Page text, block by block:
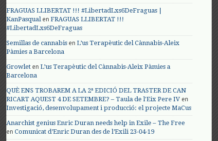
FRAGUAS LLIBERTAT !!! #LibertadLxs6DeFraguas |
KanPasqualenFRAGUAS LLIBERTAT !!!
#LibertadLxs6DeFraguas
Semillas de cannabis enL’us Terapèutic del Cànnabis-Aleix
Pàmies a Barcelona
Growlet enL’us Terapèutic del Cànnabis-Aleix Pàmies a
Barcelona
QUÈ ENS TROBAREM A LA 2ª EDICIÓ DEL TRASTER DE CAN
RICART AQUEST 4 DE SETEMBRE? – Taula de l'Eix Pere IV en
Investigació, desenvolupament i producció: el projecte MaCus
Anarchist genius Enric Duran needs help in Exile – The Free
enComunicat d’Enric Duran des de l’Exili 23-04-19